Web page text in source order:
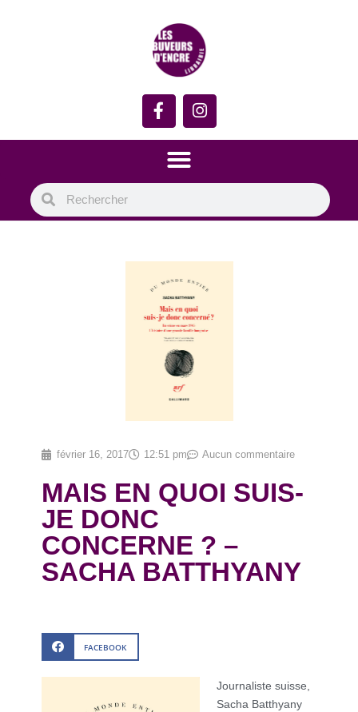
février 16, 2017 12:51 pm Aucun commentaire
MAIS EN QUOI SUIS-
JE DONC
CONCERNE ? –
SACHA BATTHYANY
FACEBOOK
Journaliste suisse,
Sacha Batthyany